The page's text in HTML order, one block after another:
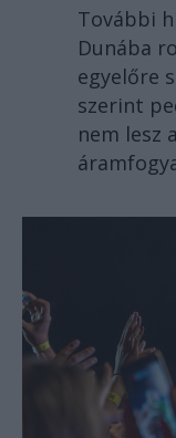
További
Dunába
egyelőre
szerint
nem lesz